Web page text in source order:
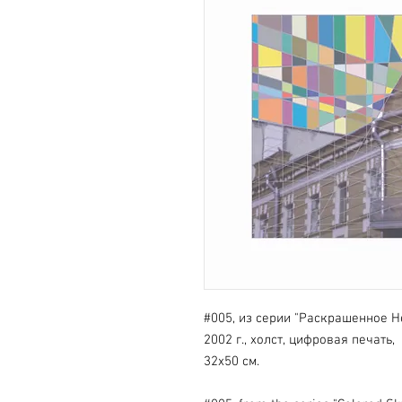
#005, из серии "Раскрашенное
2002 г., холст, цифровая печать,
32х50 см.